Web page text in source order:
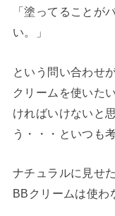
「塗ってることが
い。」
という問い合わせ
クリームを使いた
ければいけないと
う・・・といつも
ナチュラルに見せ
BBクリームは使わ